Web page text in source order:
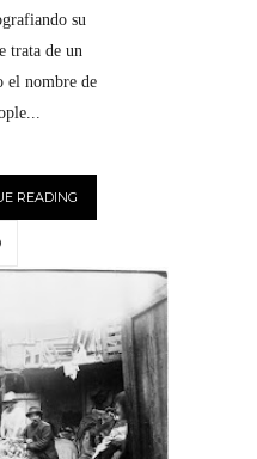
su
trata de un
el nombre de
READING